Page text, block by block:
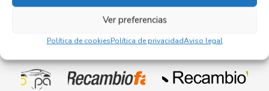
Ver preferencias
Política de cookiesPolítica de privacidadAviso legal